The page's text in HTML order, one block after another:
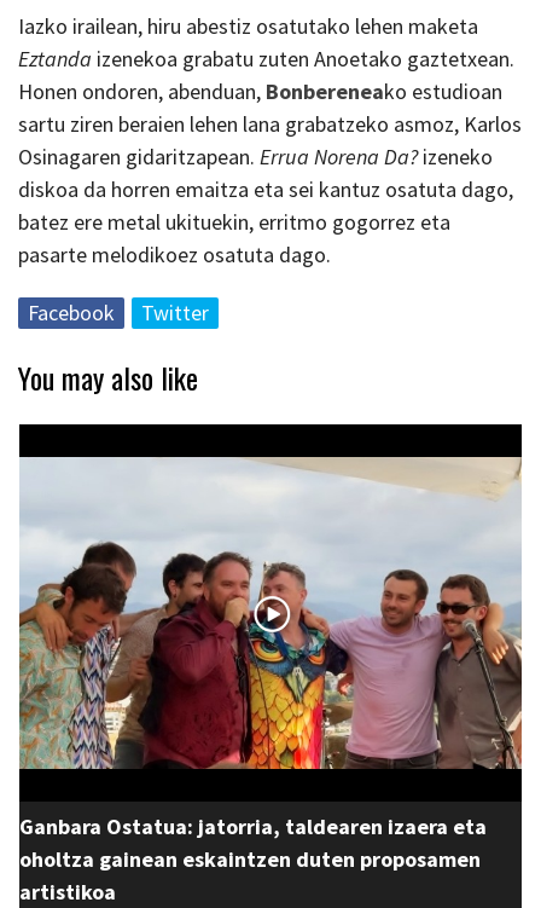
Iazko irailean, hiru abestiz osatutako lehen maketa
Eztanda izenekoa grabatu zuten Anoetako gaztetxean.
Honen ondoren, abenduan, Bonbereneako estudioan
sartu ziren beraien lehen lana grabatzeko asmoz, Karlos
Osinagaren gidaritzapean. Errua Norena Da?izeneko
diskoa da horren emaitza eta sei kantuz osatuta dago,
batez ere metal ukituekin, erritmo gogorrez eta
pasarte melodikoez osatuta dago.
Facebook Twitter
You may also like
Ganbara Ostatua: jatorria, taldearen izaera eta
oholtza gainean eskaintzen duten proposamen
artistikoa